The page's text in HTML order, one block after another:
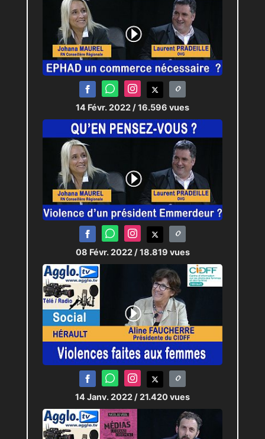
14 Févr. 2022 / 16.596 vues
08 Févr. 2022 / 18.819 vues
14 Janv. 2022 / 21.420 vues